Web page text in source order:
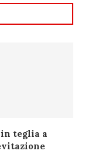
teglia a